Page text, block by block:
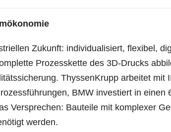
Zukunft: individualisiert, flexibel,
Prozesskette des 3D-Drucks
ThyssenKrupp arbeitet mit
BMW investiert in einen
Versprechen: Bauteile mit komplexer
werden.